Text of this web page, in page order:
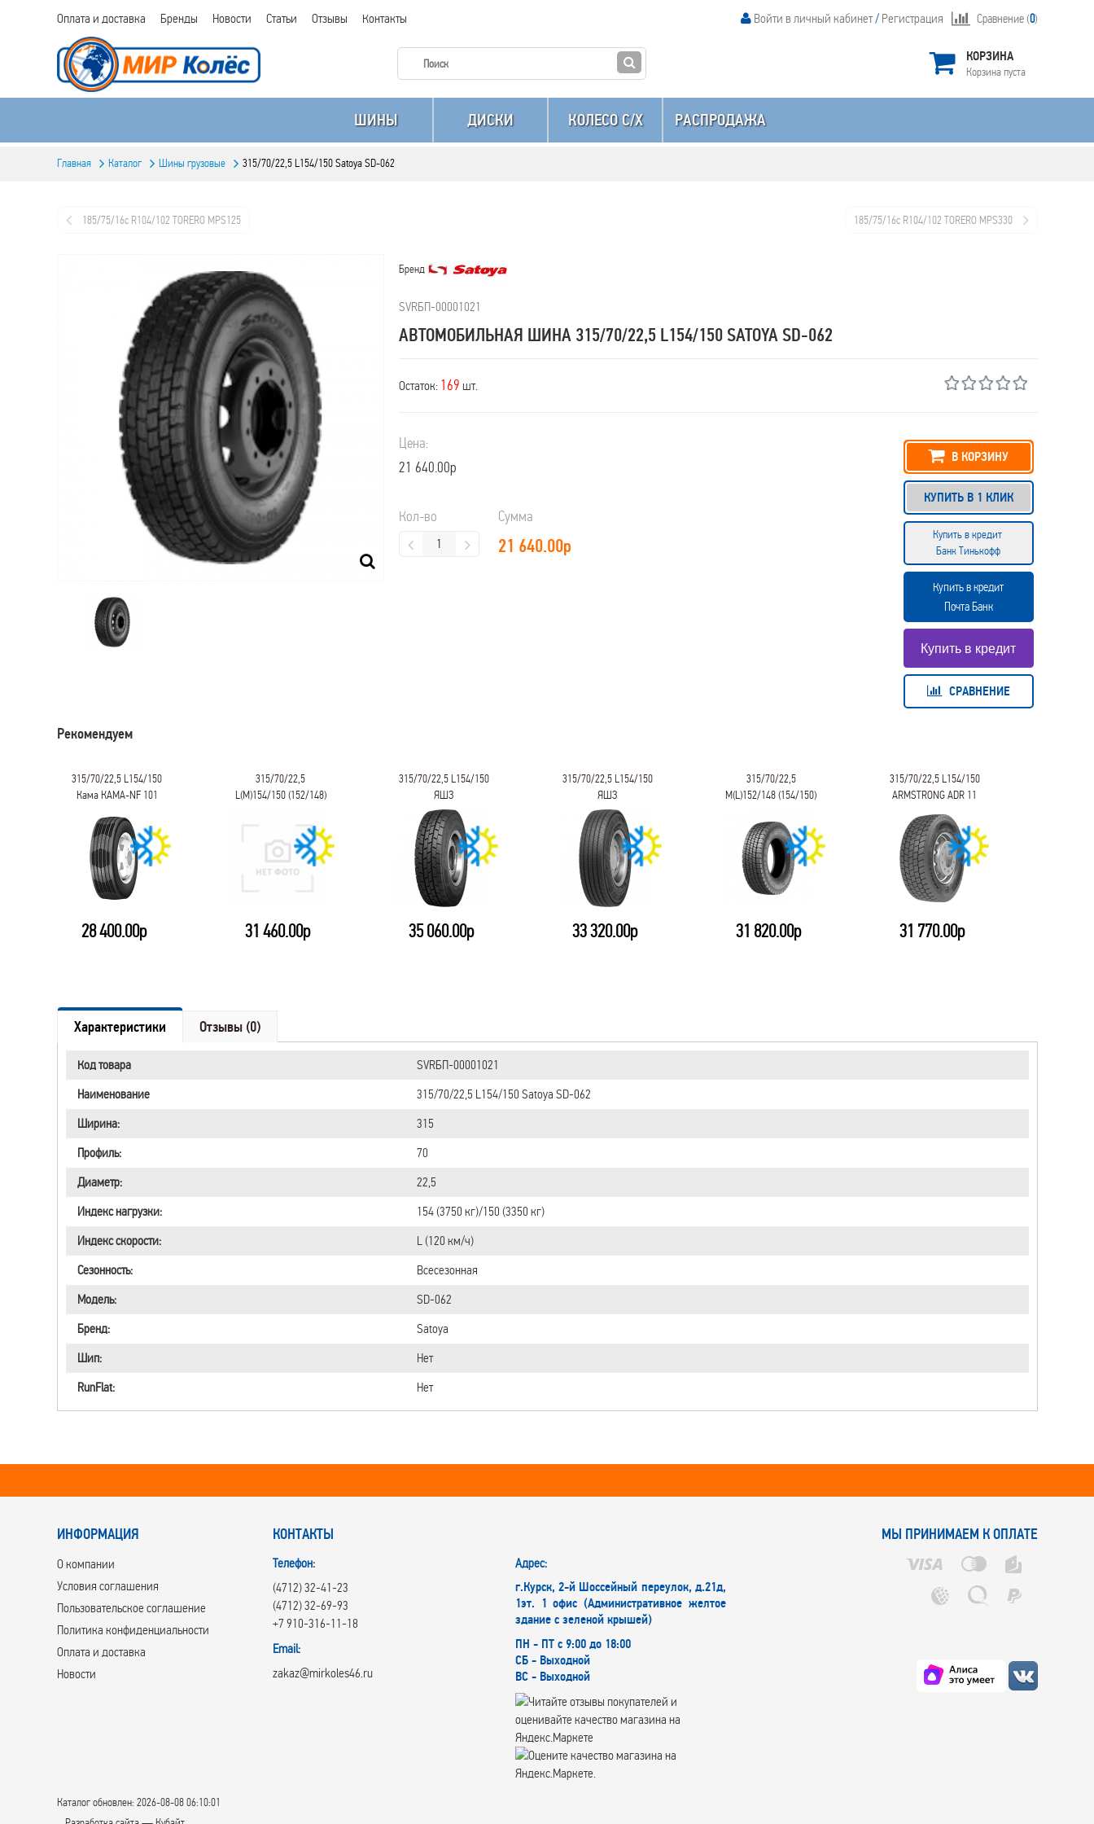
Оплата и доставка Бренды Новости Статьи Отзывы Контакты Сравнение (0)
Войти в личный кабинет/ Регистрация
КОРЗИНА
Корзина пуста
ШИНЫ ДИСКИ КОЛЕСО C/X РАСПРОДАЖА
Главная Каталог Шины грузовые 315/70/22,5 L154/150 Satoya SD-062
185/75/16c R104/102 TORERO MPS125 185/75/16c R104/102 TORERO MPS330
Бренд
SVRБП-00001021
АВТОМОБИЛЬНАЯ ШИНА 315/70/22,5 L154/150 SATOYA SD-062
Остаток: 169 шт.
Цена:
21 640.00р
Кол-во Сумма
21 640.00р
В КОРЗИНУ
КУПИТЬ В 1 КЛИК
Купить в кредит
Банк Тинькофф
Купить в кредит
Почта Банк
СРАВНЕНИЕ
Рекомендуем
315/70/22,5 L154/150
Кама КАМА-NF 101
28 400.00р
315/70/22,5
L(M)154/150 (152/148)
PROFESSIONAL DR-1
31 460.00р
315/70/22,5 L154/150
ЯШЗ
CORDIAN_PROFESSIONAL
DR-1
35 060.00р
315/70/22,5 L154/150
ЯШЗ
CORDIAN_PROFESSIONAL
FR-1
33 320.00р
315/70/22,5
M(L)152/148 (154/150)
31 820.00р
315/70/22,5 L154/150
ARMSTRONG ADR 11
31 770.00р
Характеристики Отзывы (0)
Код товара
SVRБП-00001021
Наименование
315/70/22,5 L154/150 Satoya SD-062
Ширина:
315
Профиль:
70
Диаметр:
22,5
Индекс нагрузки:
154 (3750 кг)/150 (3350 кг)
Индекс скорости:
L (120 км/ч)
Сезонность:
Всесезонная
Модель:
SD-062
Бренд:
Satoya
Шип:
Нет
RunFlat:
Нет
ИНФОРМАЦИЯ
О компании
Условия соглашения
Пользовательское соглашение
Политика конфиденциальности
Оплата и доставка
Новости
МЫ ПРИНИМАЕМ К ОПЛАТЕ
КОНТАКТЫ
Телефон:
(4712) 32-41-23
(4712) 32-69-93
+7 910-316-11-18
Email:
zakaz@mirkoles46.ru
Адрес:
г.Курск, 2-й Шоссейный переулок, д.21д,
1эт. 1 офис (Административное желтое
здание с зеленой крышей)
ПН - ПТ с 9:00 до 18:00
СБ - Выходной
ВС - Выходной
Каталог обновлен: 2026-08-08 06:10:01